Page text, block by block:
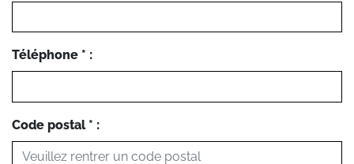
Téléphone * :
Code postal * :